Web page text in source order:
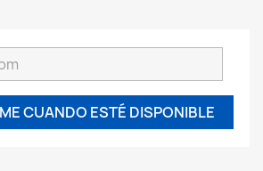
CUANDO ESTÉ DISPONIBLE